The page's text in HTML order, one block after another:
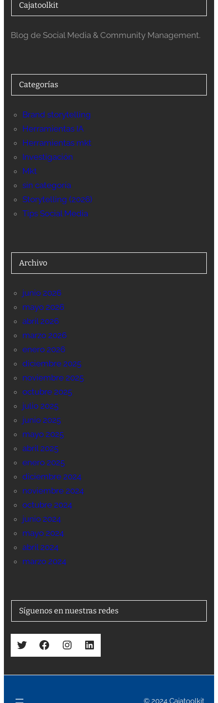
Cajatoolkit
Blog de Social Media & Community Management.
Categorías
Brand storytelling
Herramientas IA
Herramientas mkt
Investigación
Mkt
sin categoría
Storytelling (2026)
Tips Social Media
Archivo
junio 2026
mayo 2026
abril 2026
marzo 2026
enero 2026
diciembre 2025
noviembre 2025
octubre 2025
julio 2025
junio 2025
mayo 2025
abril 2025
enero 2025
diciembre 2024
noviembre 2024
octubre 2024
junio 2024
mayo 2024
abril 2024
marzo 2024
Síguenos en nuestras redes
Twitter Facebook Instagram LinkedIn
© 2024 Cajatoolkit